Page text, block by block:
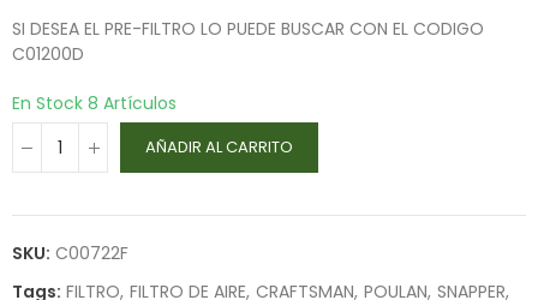
SI DESEA EL PRE-FILTRO LO PUEDE BUSCAR CON EL CODIGO
C01200D
En Stock 8 Artículos
AÑADIR AL CARRITO
SKU: C00722F
Tags: FILTRO FILTRO DE AIRE CRAFTSMAN POULAN SNAPPER